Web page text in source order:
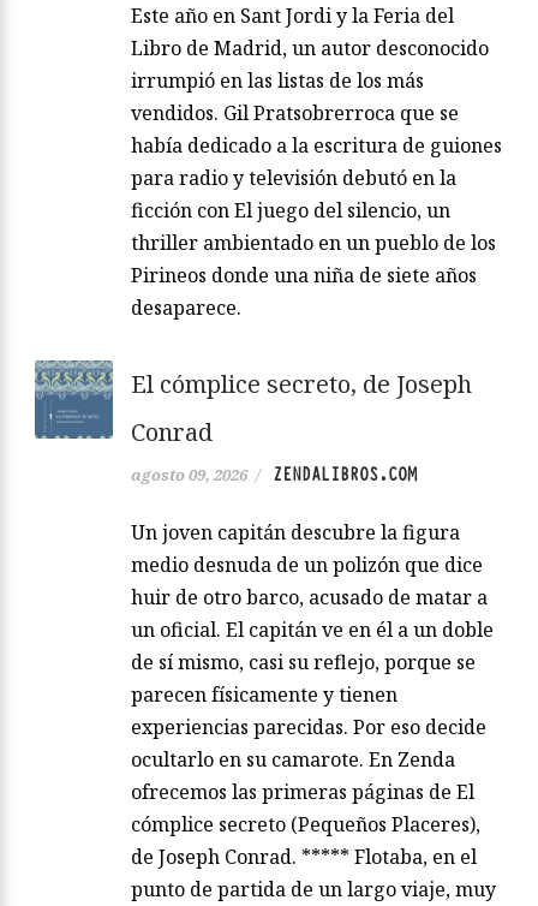
Este año en Sant Jordi y la Feria del
Libro de Madrid, un autor desconocido
irrumpió en las listas de los más
vendidos. Gil Pratsobrerroca que se
había dedicado a la escritura de guiones
para radio y televisión debutó en la
ficción con El juego del silencio, un
thriller ambientado en un pueblo de los
Pirineos donde una niña de siete años
desaparece.
El cómplice secreto, de Joseph
Conrad
agosto 09, 2026 / ZENDALIBROS.COM
Un joven capitán descubre la figura
medio desnuda de un polizón que dice
huir de otro barco, acusado de matar a
un oficial. El capitán ve en él a un doble
de sí mismo, casi su reflejo, porque se
parecen físicamente y tienen
experiencias parecidas. Por eso decide
ocultarlo en su camarote. En Zenda
ofrecemos las primeras páginas de El
cómplice secreto (Pequeños Placeres),
de Joseph Conrad. ***** Flotaba, en el
punto de partida de un largo viaje, muy